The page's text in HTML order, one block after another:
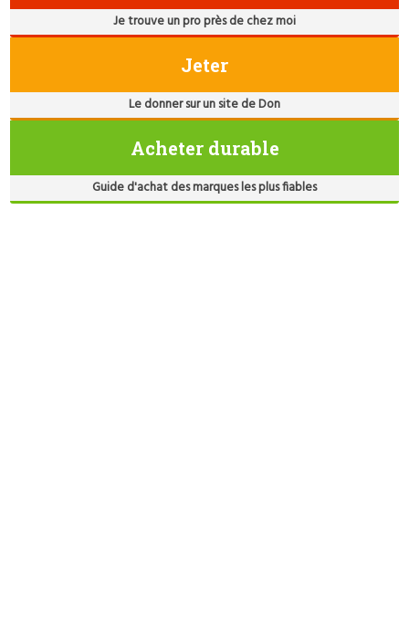
Je trouve un pro près de chez moi
Jeter
Le donner sur un site de Don
Acheter durable
Guide d'achat des marques les plus fiables